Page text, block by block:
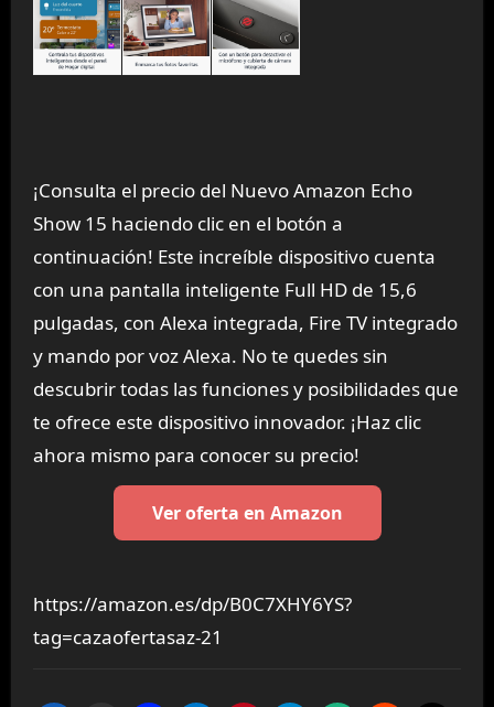
¡Consulta el precio del Nuevo Amazon Echo
Show 15 haciendo clic en el botón a
continuación! Este increíble dispositivo cuenta
con una pantalla inteligente Full HD de 15,6
pulgadas, con Alexa integrada, Fire TV integrado
y mando por voz Alexa. No te quedes sin
descubrir todas las funciones y posibilidades que
te ofrece este dispositivo innovador. ¡Haz clic
ahora mismo para conocer su precio!
Ver oferta en Amazon
https://amazon.es/dp/B0C7XHY6YS?
tag=cazaofertasaz-21